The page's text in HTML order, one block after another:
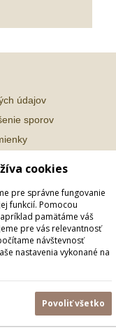
údajov
sporov
|Prihlásiť
cookies
pre správne fungovanie
funkcií. Pomocou
pamätáme váš
pre vás relevantnosť
návštevnosť
nastavenia vykonané na
Povoliť všetko